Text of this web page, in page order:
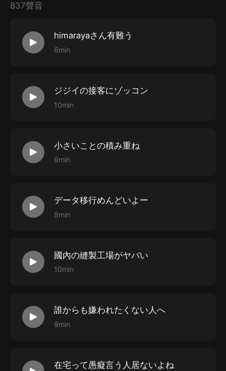
https://ripihome.thebase.in/
837聲音
himarayaさん有難う
6min
ジジイの接客にゾッコン
10min
小さいことの積み重ね
9min
データ移行めんどいよー
8min
國內の縫製工場がヤバい
10min
誰からも嫌われたくない人へ
9min
在宅って愚癡言う人居ないよね